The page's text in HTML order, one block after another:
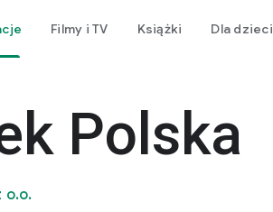
Filmy i TV Książki Dla dzieci
Polska
o.o.